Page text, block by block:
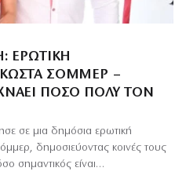
ΕΡΩΤΙΚΉ
ΣΌΜΜΕΡ –
ΠΌΣΟ ΠΟΛΎ ΤΟΝ
σε μια δημόσια ερωτική
δημοσιεύοντας κοινές τους
σημαντικός είναι…